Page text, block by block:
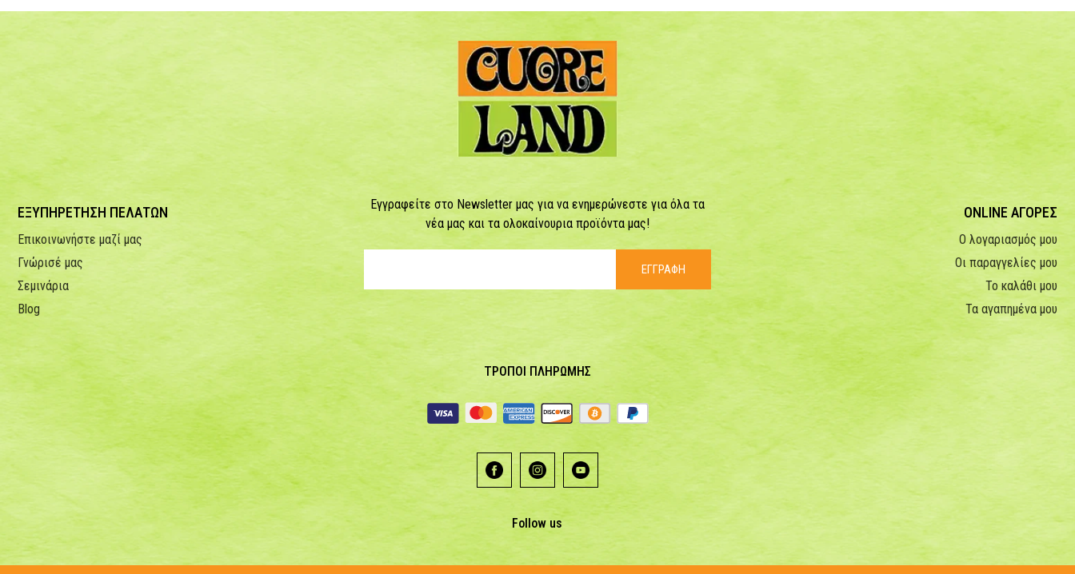
ΕΞΥΠΗΡΕΤΗΣΗ ΠΕΛΑΤΩΝ
Επικοινωνήστε μαζί μας
Γνώρισέ μας
Σεμινάρια
Blog
Εγγραφείτε στο Newsletter μας για να ενημερώνεστε για όλα τα
νέα μας και τα ολοκαίνουρια προϊόντα μας!
ΕΓΓΡΑΦΗ
ONLINE ΑΓΟΡΕΣ
Ο λογαριασμός μου
Οι παραγγελίες μου
Το καλάθι μου
Τα αγαπημένα μου
ΤΡΟΠΟΙ ΠΛΗΡΩΜΗΣ
Follow us